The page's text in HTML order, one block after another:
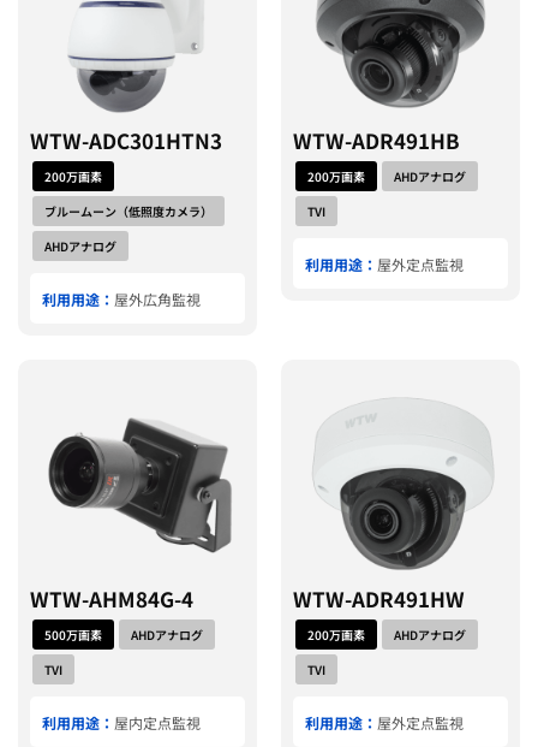
WTW-ADC301HTN3
200万画素
ブルームーン（低照度カメラ）
AHDアナログ
利用用途： 屋外広角監視
WTW-ADR491HB
200万画素
AHDアナログ
TVI
利用用途： 屋外定点監視
WTW-AHM84G-4
500万画素
AHDアナログ
TVI
利用用途： 屋内定点監視
WTW-ADR491HW
200万画素
AHDアナログ
TVI
利用用途： 屋外定点監視